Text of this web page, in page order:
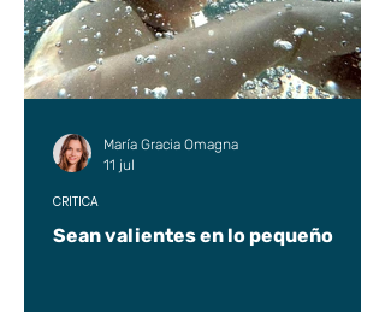
Sean valientes en lo pequeño
CRÍTICA
María Gracia Omagna
11 jul